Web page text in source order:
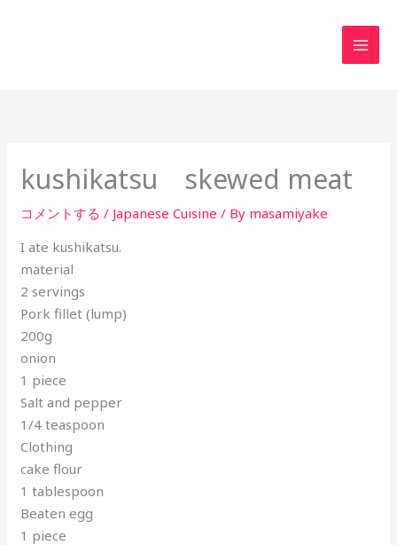
kushikatsu skewed meat
コメントする / Japanese Cuisine / By masamiyake
I ate kushikatsu.
material
2 servings
Pork fillet (lump)
200g
onion
1 piece
Salt and pepper
1/4 teaspoon
Clothing
cake flour
1 tablespoon
Beaten egg
1 piece